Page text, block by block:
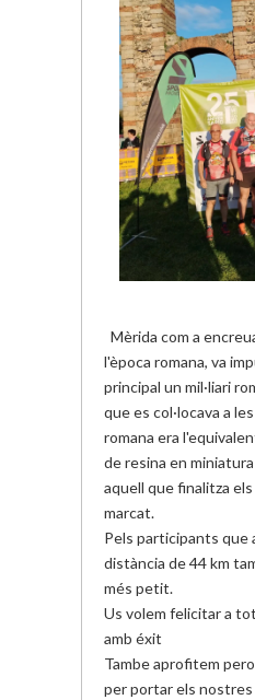
Mèrida com a
l'època romana, va
principal un mil·liari
que es col·locava a
romana era
de resina en
aquell que finalitza
marcat.
Pels participants que
distància de 44 km
més petit.
Us volem felicitar a
amb éxit
Tambe aprofitem
per portar els nostres